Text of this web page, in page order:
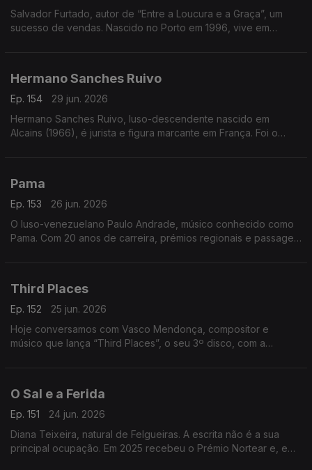
Salvador Furtado, autor de “Entre a Loucura e a Graça”, um
sucesso de vendas. Nascido no Porto em 1996, vive em
Hermano Sanches Ruivo
Ep. 154
29 jun. 2026
Hermano Sanches Ruivo, luso-descendente nascido em
Alcains (1966), é jurista e figura marcante em França. Foi o
Pama
Ep. 153
26 jun. 2026
O luso-venezuelano Paulo Andrade, músico conhecido como
Pama. Com 20 anos de carreira, prémios regionais e passagem
Third Places
Ep. 152
25 jun. 2026
Hoje conversamos com Vasco Mendonça, compositor e
músico que lança “Third Places”, o seu 3º disco, com a
O Sal e a Ferida
Ep. 151
24 jun. 2026
Diana Teixeira, natural de Felgueiras. A escrita não é a sua
principal ocupação. Em 2025 recebeu o Prémio Nortear e, em